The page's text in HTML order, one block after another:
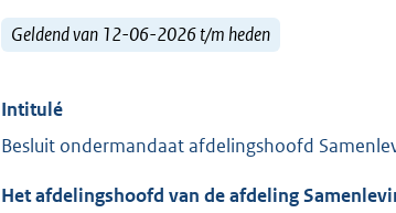
Geldend van 12-06-2026 t/m heden
Intitulé
Besluit ondermandaat afdelingshoofd
Het afdelingshoofd van de afdeling